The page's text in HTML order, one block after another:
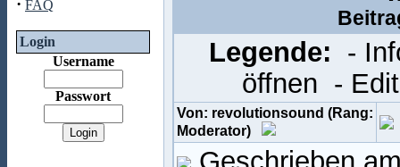
· FAQ
Login
Username
Passwort
Legende:
-
öffnen -
Von: revolutionsound (Rang:
Moderator)
Geschrieben